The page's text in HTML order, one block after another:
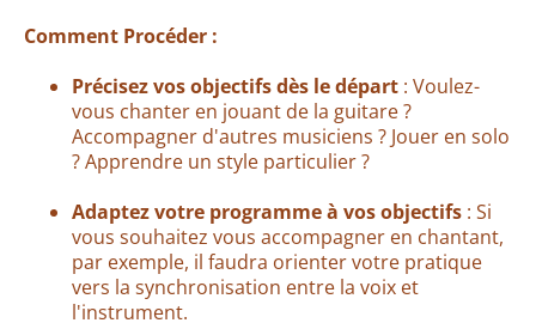
Comment Procéder :
Précisez vos objectifs dès le départ : Voulez-
vous chanter en jouant de la guitare ?
Accompagner d'autres musiciens ? Jouer en solo
? Apprendre un style particulier ?
Adaptez votre programme à vos objectifs : Si
vous souhaitez vous accompagner en chantant,
par exemple, il faudra orienter votre pratique
vers la synchronisation entre la voix et
l'instrument.